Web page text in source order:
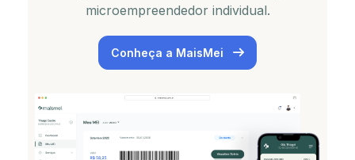
microempreendedor individual.
Conheça a MaisMei